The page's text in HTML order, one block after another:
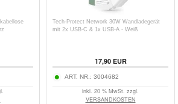
Tech-Protect Network 30W Wandladegerät
mit 2x USB-C & 1x USB-A - Weiß
17,90EUR
ART. NR.: 3004682
inkl. 20 % MwSt. zzgl.
VERSANDKOSTEN